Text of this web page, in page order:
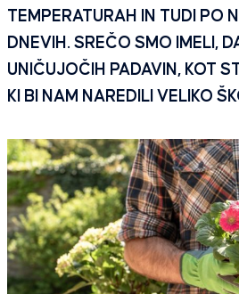
TEMPERATURAH IN TUDI PO
DNEVIH. SREČO SMO IMELI,
UNIČUJOČIH PADAVIN, KOT
KI BI NAM NAREDILI VELIKO